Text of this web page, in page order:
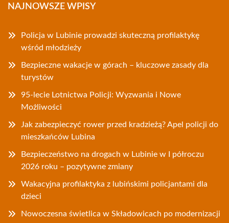
NAJNOWSZE WPISY
Policja w Lubinie prowadzi skuteczną profilaktykę
wśród młodzieży
Bezpieczne wakacje w górach – kluczowe zasady dla
turystów
95-lecie Lotnictwa Policji: Wyzwania i Nowe
Możliwości
Jak zabezpieczyć rower przed kradzieżą? Apel policji do
mieszkańców Lubina
Bezpieczeństwo na drogach w Lubinie w I półroczu
2026 roku – pozytywne zmiany
Wakacyjna profilaktyka z lubińskimi policjantami dla
dzieci
Nowoczesna świetlica w Składowicach po modernizacji